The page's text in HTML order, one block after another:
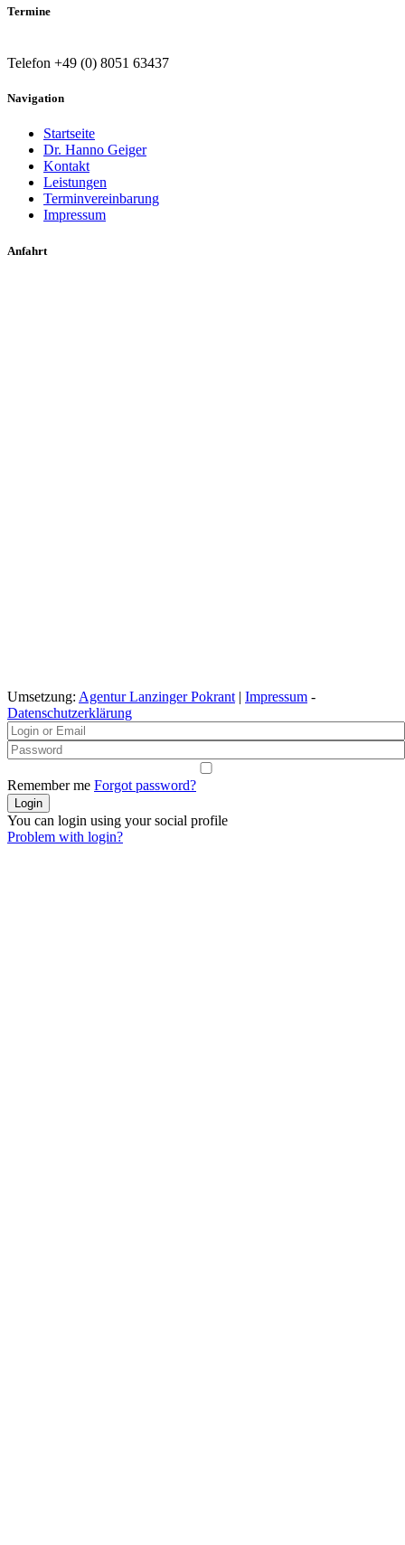
Termine
Telefon +49 (0) 8051 63437
Navigation
Startseite
Dr. Hanno Geiger
Kontakt
Leistungen
Terminvereinbarung
Impressum
Anfahrt
Umsetzung: Agentur Lanzinger Pokrant | Impressum -
Datenschutzerklärung
Remember me Forgot password?
You can login using your social profile
Problem with login?